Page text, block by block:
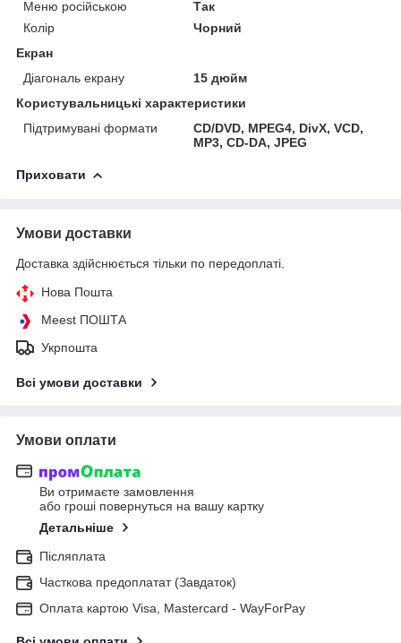
Меню російською
Так
Колір
Чорний
Екран
Діагональ екрану
15 дюйм
Користувальницькі характеристики
Підтримувані формати
CD/DVD, MPEG4, DivX, VCD,
MP3, CD-DA, JPEG
Приховати
Умови доставки
Доставка здійснюється тільки по передоплаті.
Нова Пошта
Meest ПОШТА
Укрпошта
Всі умови доставки
Умови оплати
Ви отримаєте замовлення
або гроші повернуться на вашу картку
Детальніше
Післяплата
Часткова предоплатат (Завдаток)
Оплата картою Visa, Mastercard - WayForPay